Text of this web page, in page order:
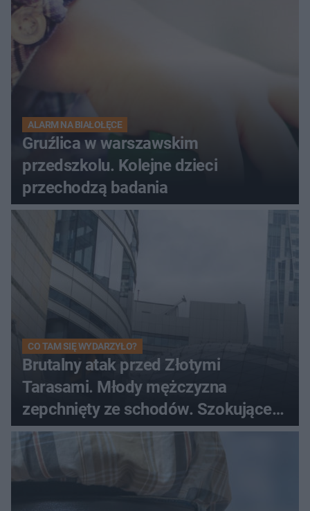
ALARM NA BIAŁOŁĘCE
Gruźlica w warszawskim
przedszkolu. Kolejne dzieci
przechodzą badania
CO TAM SIĘ WYDARZYŁO?
Brutalny atak przed Złotymi
Tarasami. Młody mężczyzna
zepchnięty ze schodów. Szokujące
nagranie krąży po sieci